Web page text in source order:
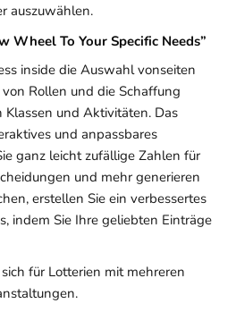
auszuwählen.
Wheel To Your Specific Needs”
inside die Auswahl vonseiten
Rollen und die Schaffung
und Aktivitäten. Das
und anpassbares
ganz leicht zufällige Zahlen für
und mehr generieren
erstellen Sie ein verbessertes
indem Sie Ihre geliebten Einträge
für Lotterien mit mehreren